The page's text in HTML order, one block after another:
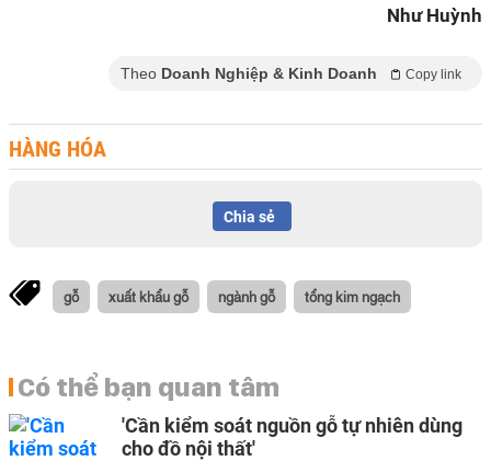
Như Huỳnh
Theo Doanh Nghiệp & Kinh Doanh Copy link
HÀNG HÓA
Chia sẻ
gỗ xuất khẩu gỗ ngành gỗ tổng kim ngạch
Có thể bạn quan tâm
'Cần kiểm soát nguồn gỗ tự nhiên dùng
cho đồ nội thất'